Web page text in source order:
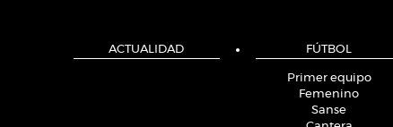
ACTUALIDAD FÚTBOL
Primer equipo
Femenino
Sanse